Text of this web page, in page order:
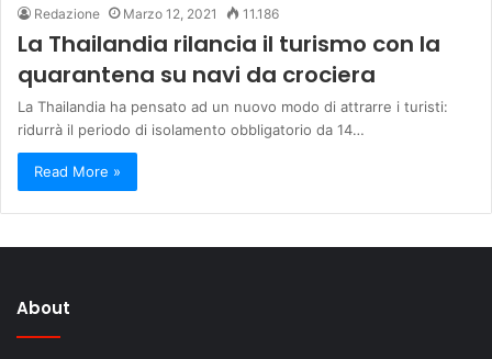
Redazione Marzo 12, 2021 11.186
La Thailandia rilancia il turismo con la
quarantena su navi da crociera
La Thailandia ha pensato ad un nuovo modo di attrarre i turisti:
ridurrà il periodo di isolamento obbligatorio da 14…
Read More »
About